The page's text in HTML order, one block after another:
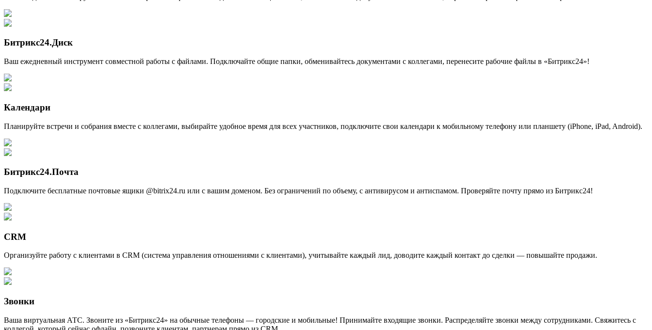
Битрикс24.Диск
Ваш ежедневный инструмент совместной работы с файлами. Подключайте общие папки, обменивайтесь документами с коллегами, перенесите рабочие файлы в «Битрикс24»!
Календари
Планируйте встречи и собрания вместе с коллегами, выбирайте удобное время для всех участников, подключите свои календари к мобильному телефону или планшету (iPhone, iPad, Android).
Битрикс24.Почта
Подключите бесплатные почтовые ящики @bitrix24.ru или с вашим доменом. Без ограничений по объему, с антивирусом и антиспамом. Проверяйте почту прямо из Битрикс24!
CRM
Организуйте работу с клиентами в CRM (система управления отношениями с клиентами), учитывайте каждый лид, доводите каждый контакт до сделки — повышайте продажи.
Звонки
Ваша виртуальная АТС. Звоните из «Битрикс24» на обычные телефоны — городские и мобильные! Принимайте входящие звонки. Распределяйте звонки между сотрудниками. Свяжитесь с